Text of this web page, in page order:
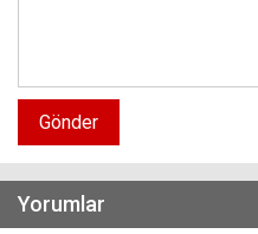
Gönder
Yorumlar